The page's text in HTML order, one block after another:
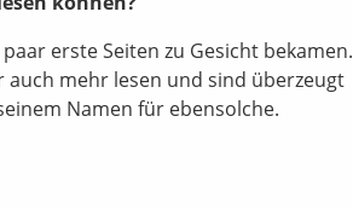
erste Seiten zu Gesicht bekamen.
auch mehr lesen und sind überzeugt
Namen für ebensolche.